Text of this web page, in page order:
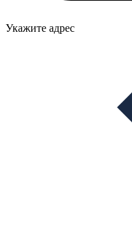
Укажите адрес